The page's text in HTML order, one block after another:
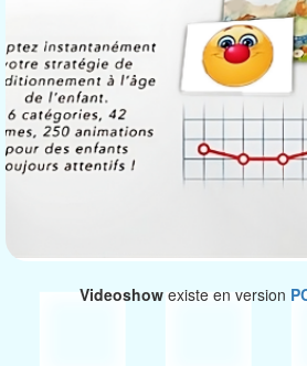
Videoshowexiste en version